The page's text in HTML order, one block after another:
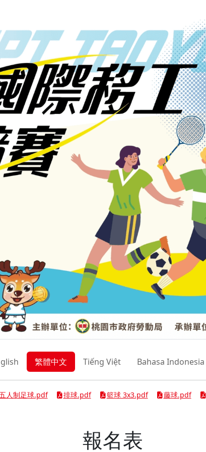
繁體中文 Tiếng Việt Bahasa Indonesia
人制足球.pdf 排球.pdf 籃球 3x3.pdf 藤球.pdf
報名表